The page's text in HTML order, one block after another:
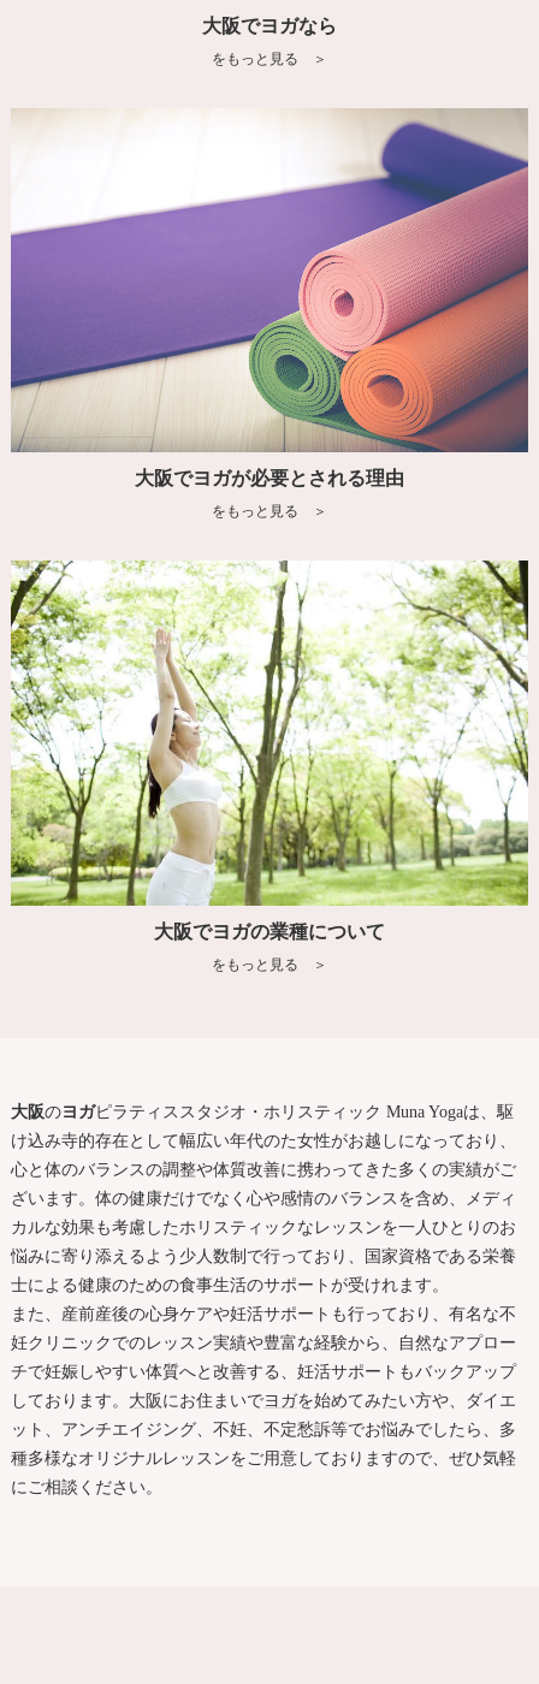
大阪でヨガなら
をもっと見る ＞
大阪でヨガが必要とされる理由
をもっと見る ＞
大阪でヨガの業種について
をもっと見る ＞
大阪のヨガピラティススタジオ・ホリスティック Muna Yogaは、駆
け込み寺的存在として幅広い年代のた女性がお越しになっており、
心と体のバランスの調整や体質改善に携わってきた多くの実績がご
ざいます。体の健康だけでなく心や感情のバランスを含め、メディ
カルな効果も考慮したホリスティックなレッスンを一人ひとりのお
悩みに寄り添えるよう少人数制で行っており、国家資格である栄養
士による健康のための食事生活のサポートが受けれます。
また、産前産後の心身ケアや妊活サポートも行っており、有名な不
妊クリニックでのレッスン実績や豊富な経験から、自然なアプロー
チで妊娠しやすい体質へと改善する、妊活サポートもバックアップ
しております。 大阪 にお住まいでヨガを始めてみたい方や、ダイエ
ット、アンチエイジング、不妊、不定愁訴等でお悩みでしたら、多
種多様なオリジナルレッスンをご用意しておりますので、ぜひ気軽
にご相談ください。